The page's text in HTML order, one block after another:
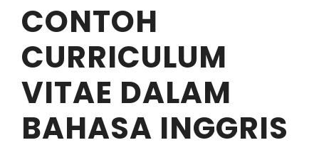
CONTOH
CURRICULUM
VITAE DALAM
BAHASA INGGRIS